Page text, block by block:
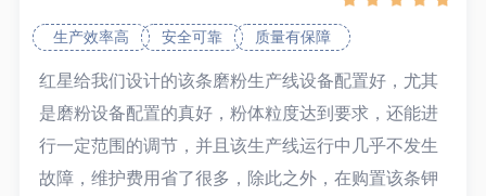
生产效率高 安全可靠 质量有保障
红星给我们设计的该条磨粉生产线设备配置好，尤其
是磨粉设备配置的真好，粉体粒度达到要求，还能进
行一定范围的调节，并且该生产线运行中几乎不发生
故障，维护费用省了很多，除此之外，在购置该条钾